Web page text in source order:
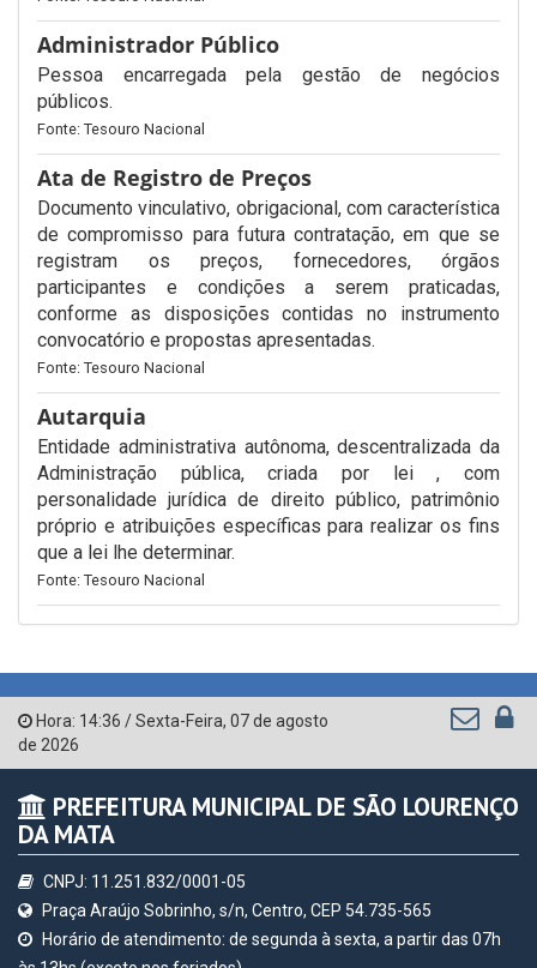
Administrador Público
Pessoa encarregada pela gestão de negócios
públicos.
Fonte: Tesouro Nacional
Ata de Registro de Preços
Documento vinculativo, obrigacional, com característica
de compromisso para futura contratação, em que se
registram os preços, fornecedores, órgãos
participantes e condições a serem praticadas,
conforme as disposições contidas no instrumento
convocatório e propostas apresentadas.
Fonte: Tesouro Nacional
Autarquia
Entidade administrativa autônoma, descentralizada da
Administração pública, criada por lei , com
personalidade jurídica de direito público, patrimônio
próprio e atribuições específicas para realizar os fins
que a lei lhe determinar.
Fonte: Tesouro Nacional
Hora: 14:36 /Sexta-Feira, 07 de agosto
de 2026
PREFEITURA MUNICIPAL DE SÃO LOURENÇO
DA MATA
CNPJ: 11.251.832/0001-05
Praça Araújo Sobrinho, s/n, Centro, CEP 54.735-565
Horário de atendimento: de segunda à sexta, a partir das 07h